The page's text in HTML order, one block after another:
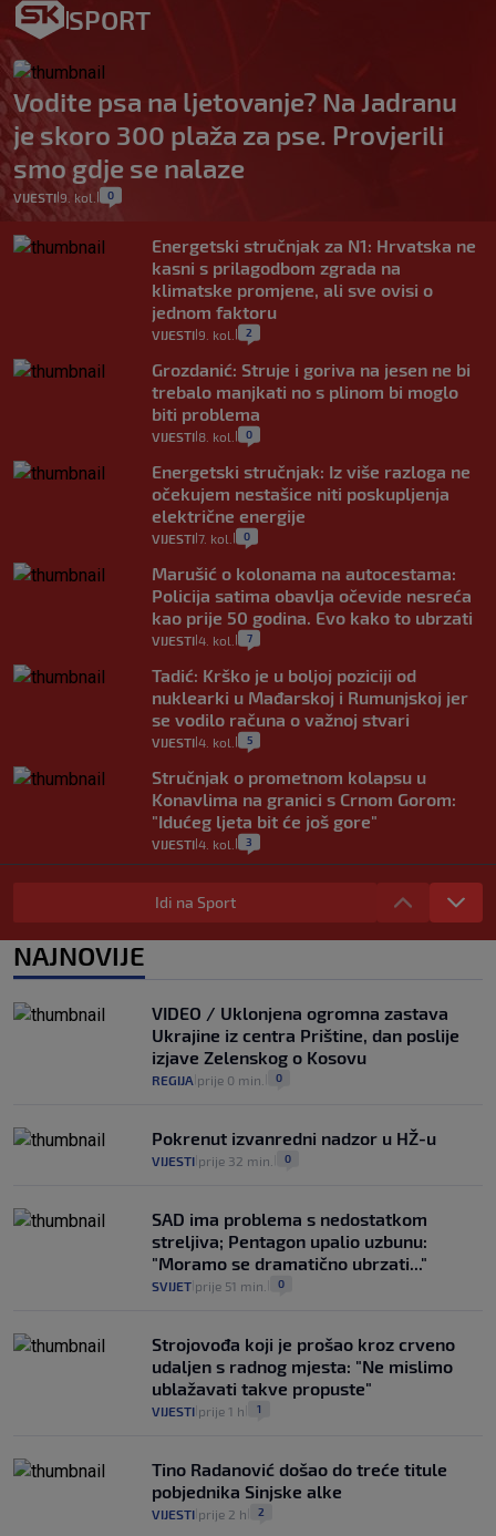
SPORT
Vodite psa na ljetovanje? Na Jadranu
je skoro 300 plaža za pse. Provjerili
smo gdje se nalaze
VIJESTI|9. kol. 0
Energetski stručnjak za N1: Hrvatska ne
kasni s prilagodbom zgrada na
klimatske promjene, ali sve ovisi o
jednom faktoru
VIJESTI 9. kol. 2
Grozdanić: Struje i goriva na jesen ne bi
trebalo manjkati no s plinom bi moglo
biti problema
VIJESTI 8. kol. 0
Energetski stručnjak: Iz više razloga ne
očekujem nestašice niti poskupljenja
električne energije
VIJESTI 7. kol. 0
Marušić o kolonama na autocestama:
Policija satima obavlja očevide nesreća
kao prije 50 godina. Evo kako to ubrzati
VIJESTI 4. kol. 7
Tadić: Krško je u boljoj poziciji od
nuklearki u Mađarskoj i Rumunjskoj jer
se vodilo računa o važnoj stvari
VIJESTI 4. kol. 5
Stručnjak o prometnom kolapsu u
Konavlima na granici s Crnom Gorom:
"Idućeg ljeta bit će još gore"
VIJESTI 4. kol. 3
Iz Hrvatske u Italiju može se i preko
mora. Provjerili smo brodske linije i
VIJESTI 3. kol. 2
vidjeti na akcijama u trgovinama"
VIJESTI 3. kol. 8
Idi na Sport
NAJNOVIJE
VIDEO / Uklonjena ogromna zastava
Ukrajine iz centra Prištine, dan poslije
izjave Zelenskog o Kosovu
REGIJA prije 0 min. 0
Pokrenut izvanredni nadzor u HŽ-u
VIJESTI prije 32 min. 0
SAD ima problema s nedostatkom
streljiva; Pentagon upalio uzbunu:
"Moramo se dramatično ubrzati..."
SVIJET prije 51 min. 0
Strojovođa koji je prošao kroz crveno
udaljen s radnog mjesta: "Ne mislimo
ublažavati takve propuste"
VIJESTI prije 1 h 1
Tino Radanović došao do treće titule
pobjednika Sinjske alke
VIJESTI prije 2 h 2